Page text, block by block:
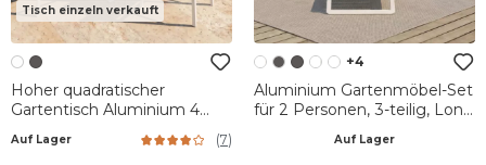
Tisch einzeln verkauft
Hoher quadratischer
Gartentisch Aluminium 4
cm) Murano - Weiß
Auf Lager (7)
+4
Aluminium Gartenmöbel-Set
für 2 Personen, 3-teilig, Long
Auf Lager